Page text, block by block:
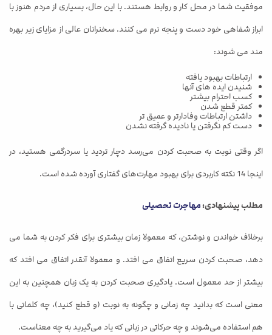
موفقیت شما در محل کار و روابط هستند. با این حال، بسیاری از مردم هنوز با
ابراز شفاهی خود دست و پنجه نرم می کنند. سخنرانان عالی از مزایای زیر بهره
مند می شوند:
ارتباطات بهبود یافته
شنیدن ایده های آنها
کسب احترام بیشتر
کمتر قطع شدن
داشتن ارتباطات وفادارتر و عمیق تر
دست کم نگرفتن یا نادیده گرفته نشدن
اگر وقتی نوبت به صحبت کردن می‌رسد دچار تردید یا سردرگمی هستید، در
اینجا 14 نکته کاربردی برای بهبود مهارت‌های گفتاری آورده شده است.
مطلب پیشنهادی:مهاجرت تحصیلی
برخلاف خواندن و نوشتن، که معمولا زمان بیشتری برای فکر کردن به شما می
دهد، صحبت کردن سریع اتفاق می افتد. و معمولا آنقدر اتفاق می افتد که
بیشتر از حد معمول است. یادگیری صحبت کردن به یک زبان همچنین به این
معنی است که بدانید چه زمانی و چگونه به نوبت (و قطع کنید)، چه کلماتی با
هم استفاده می‌شوند و چه حرکاتی در زبانی که یاد می‌گیرید به چه معناست.